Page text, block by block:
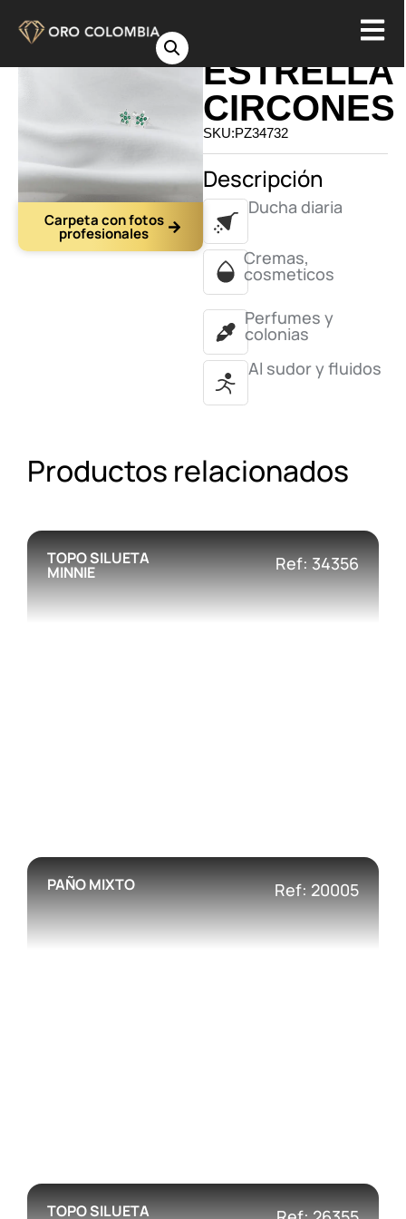
Carpeta con fotos
profesionales
ESTRELLA
CIRCONES
SKU:PZ34732
Descripción
Ducha diaria
Cremas,
cosmeticos
Perfumes y
colonias
Al sudor y fluidos
Productos relacionados
TOPO SILUETA
MINNIE Ref: 34356
PAÑO MIXTO Ref: 20005
TOPO SILUETA